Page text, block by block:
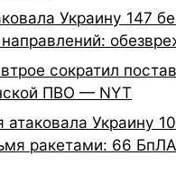
Украину 147
сократил
ПВО — NYT
атаковала Украину
ракетами: 66